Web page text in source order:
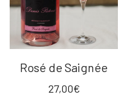
Rosé de Saignée
27,00€